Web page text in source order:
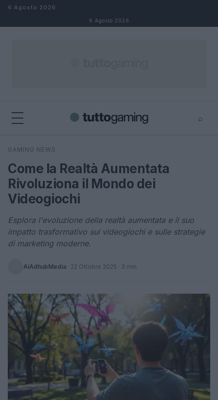
Salta al contenuto
6 Agosto 2026
6 Agosto 2026
⌕
Cerca
GAMING NEWS
Come la Realtà Aumentata
Rivoluziona il Mondo dei
Videogiochi
Esplora l'evoluzione della realtà aumentata e il suo
impatto trasformativo sui videogiochi e sulle strategie
di marketing moderne.
AiAdhubMedia · 22 Ottobre 2025 · 3 min